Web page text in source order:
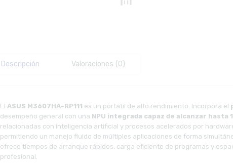
Descripción Valoraciones (0)
El ASUS M3607HA-RP111 es un portátil de alto rendimiento. Incorpora el
desempeño general con una NPU integrada capaz de alcanzar hasta
relacionadas con inteligencia artificial y procesos acelerados por
permitiendo un manejo fluido de múltiples aplicaciones de forma
ofrece tiempos de arranque rápidos, carga eficiente de programas y
profesional.